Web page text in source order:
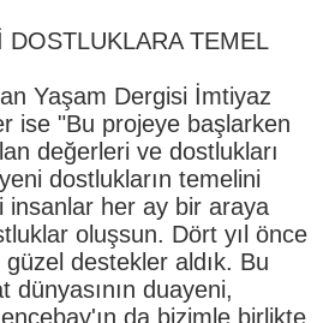
TEMEL
Yaşam Dergisi İmtiyaz
ise "Bu projeye başlarken
değerleri ve dostlukları
dostlukların temelini
insanlar her ay bir araya
oluşsun. Dört yıl önce
güzel destekler aldık. Bu
dünyasının duayeni,
da bizimle birlikte